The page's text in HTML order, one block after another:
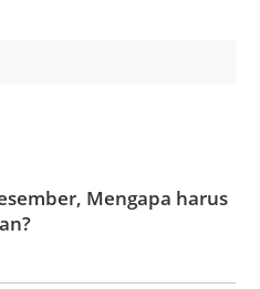
Mengapa harus